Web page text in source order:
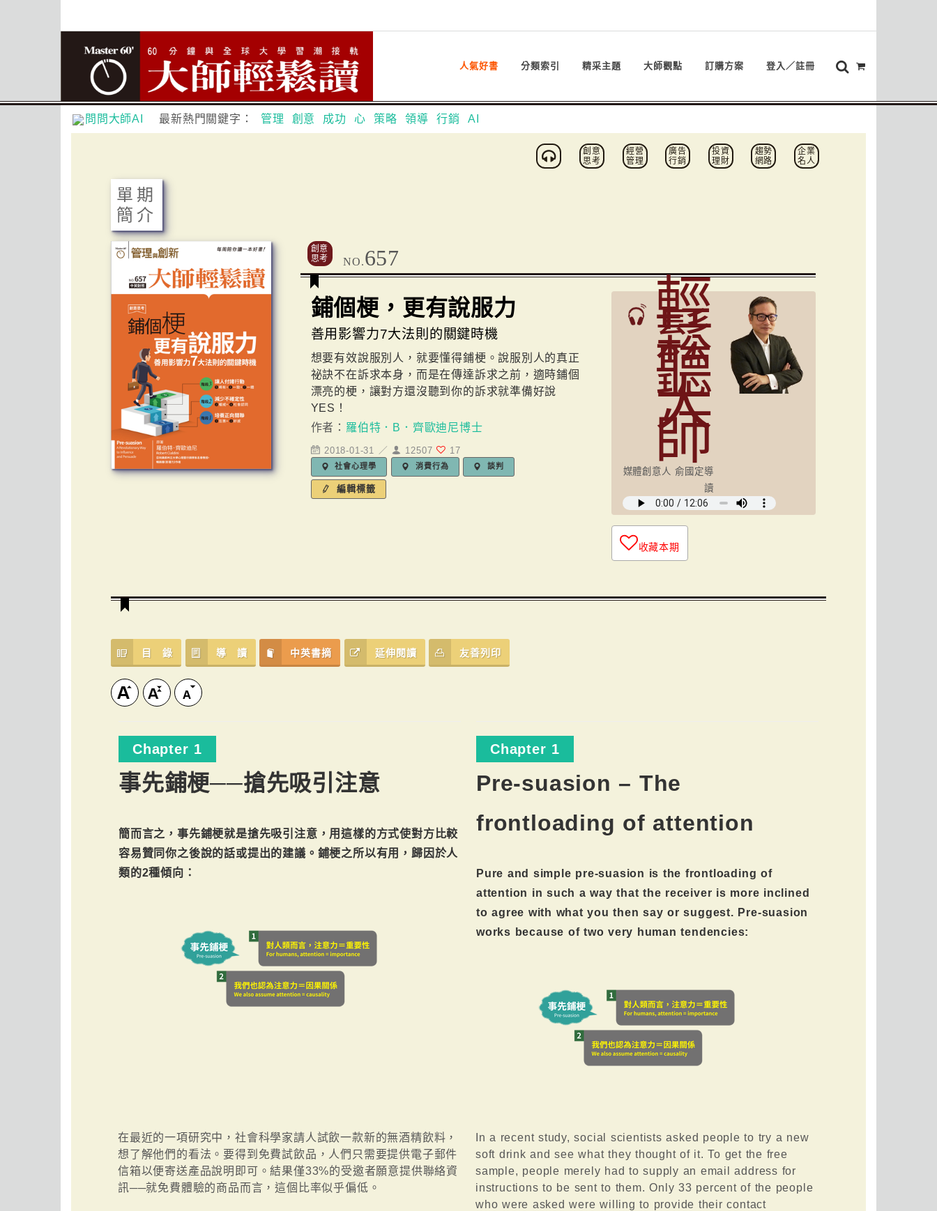
人氣好書 分類索引 精采主題 大師觀點 訂購方案 登入／註冊
問問大師AI 最新熱門關鍵字： 管理 創意 成功 心 策略 領導 行銷 AI
創意
思考
經營
管理
廣告
行銷
投資
理財
趨勢
網路
企業
名人
單期
簡介
創意
思考
NO.657
鋪個梗，更有說服力
善用影響力7大法則的關鍵時機
想要有效說服別人，就要懂得鋪梗。說服別人的真正
祕訣不在訴求本身，而是在傳達訴求之前，適時鋪個
漂亮的梗，讓對方還沒聽到你的訴求就準備好說
YES！
作者： 羅伯特．B．齊歐迪尼博士
2018-01-31 ／ 12507 17
社會心理學 消費行為 談判
編輯標籤
輕
鬆
聽
大
師
媒體創意人 俞國定導
讀
收藏本期
目 錄 導 讀 中英書摘 延伸閱讀 友善列印
Chapter 1
事先鋪梗──搶先吸引注意
簡而言之，事先鋪梗就是搶先吸引注意，用這樣的方式使對方比較
容易贊同你之後說的話或提出的建議。鋪梗之所以有用，歸因於人
類的2種傾向：
Chapter 1
Pre-suasion – The
frontloading of attention
Pure and simple pre-suasion is the frontloading of
attention in such a way that the receiver is more inclined
to agree with what you then say or suggest. Pre-suasion
works because of two very human tendencies:
在最近的一項研究中，社會科學家請人試飲一款新的無酒精飲料，
想了解他們的看法。要得到免費試飲品，人們只需要提供電子郵件
信箱以便寄送產品說明即可。結果僅33%的受邀者願意提供聯絡資
訊──就免費體驗的商品而言，這個比率似乎偏低。
In a recent study, social scientists asked people to try a new
soft drink and see what they thought of it. To get the free
sample, people merely had to supply an email address for
instructions to be sent to them. Only 33 percent of the people
who were asked were willing to provide their contact